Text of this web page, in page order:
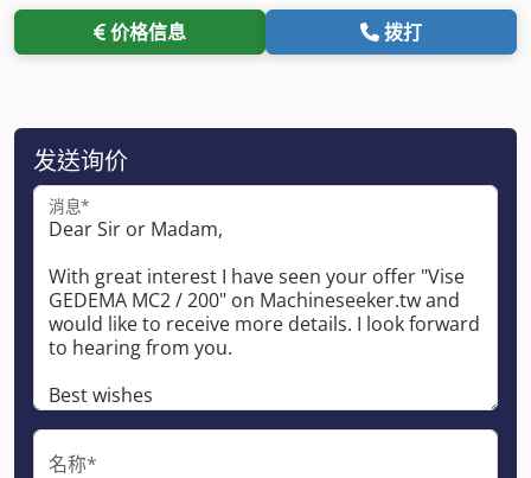
价格信息 拨打
发送询价
消息*
名称*